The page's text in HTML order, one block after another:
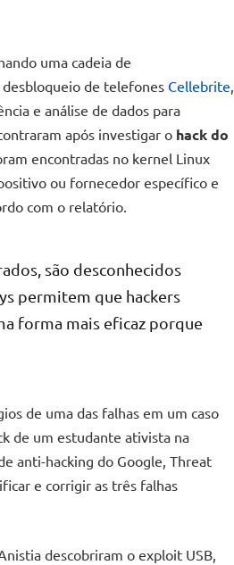
uma cadeia de
de telefones Cellebrite
e análise de dados para
após investigar o hack do
encontradas no kernel Linux
ou fornecedor específico e
com o relatório.
são desconhecidos
permitem que hackers
forma mais eficaz porque
de uma das falhas em um caso
de um estudante ativista na
anti-hacking do Google, Threat
e corrigir as três falhas
descobriram o exploit USB,